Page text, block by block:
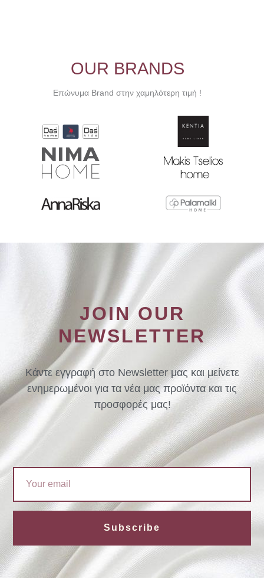
OUR BRANDS
Επώνυμα Brand στην χαμηλότερη τιμή !
JOIN OUR
NEWSLETTER
Κάντε εγγραφή στο Newsletter μας και μείνετε
ενημερωμένοι για τα νέα μας προϊόντα και τις
προσφορές μας!
Subscribe